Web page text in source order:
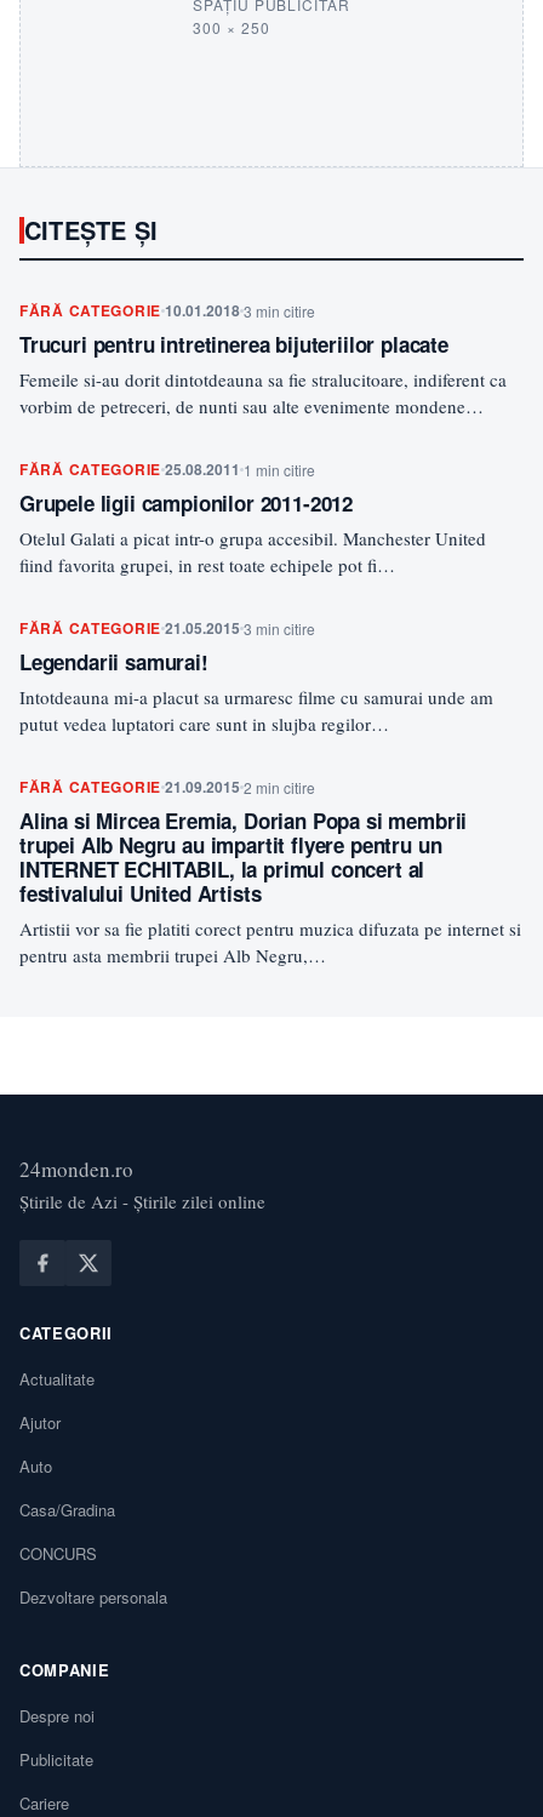
SPAȚIU PUBLICITAR
300 × 250
CITEȘTE ȘI
FĂRĂ CATEGORIE10.01.20183 min citire
Trucuri pentru intretinerea bijuteriilor placate
Femeile si-au dorit dintotdeauna sa fie stralucitoare, indiferent ca
vorbim de petreceri, de nunti sau alte evenimente mondene…
FĂRĂ CATEGORIE25.08.2011 1 min citire
Grupele ligii campionilor 2011-2012
Otelul Galati a picat intr-o grupa accesibil. Manchester United
fiind favorita grupei, in rest toate echipele pot fi…
FĂRĂ CATEGORIE21.05.20153 min citire
Legendarii samurai!
Intotdeauna mi-a placut sa urmaresc filme cu samurai unde am
putut vedea luptatori care sunt in slujba regilor…
FĂRĂ CATEGORIE21.09.20152 min citire
Alina si Mircea Eremia, Dorian Popa si membrii
trupei Alb Negru au impartit flyere pentru un
INTERNET ECHITABIL, la primul concert al
festivalului United Artists
Artistii vor sa fie platiti corect pentru muzica difuzata pe internet si
pentru asta membrii trupei Alb Negru,…
24monden.ro
Știrile de Azi - Știrile zilei online
CATEGORII
Actualitate
Ajutor
Auto
Casa/Gradina
CONCURS
Dezvoltare personala
COMPANIE
Despre noi
Publicitate
Cariere